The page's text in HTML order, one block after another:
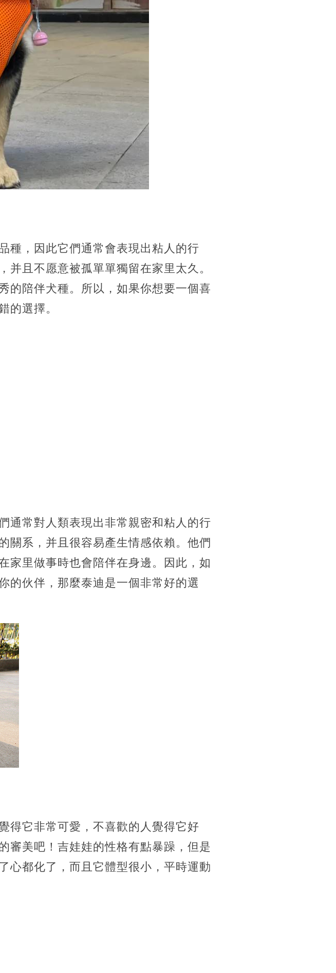
種，因此它們通常會表現出粘人的行
且不愿意被孤單單獨留在家里太久。
的陪伴犬種。所以，如果你想要一個喜
的選擇。
通常對人類表現出非常親密和粘人的行
關系，并且很容易產生情感依賴。他們
家里做事時也會陪伴在身邊。因此，如
的伙伴，那麼泰迪是一個非常好的選
得它非常可愛，不喜歡的人覺得它好
審美吧！吉娃娃的性格有點暴躁，但是
心都化了，而且它體型很小，平時運動